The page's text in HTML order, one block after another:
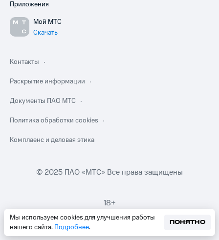
Мы используем cookies для улучшения работы
нашего сайта. Подробнее.
ПОНЯТНО
Приложения
Мой МТС
Скачать
Контакты
Раскрытие информации
Документы ПАО МТС
Политика обработки cookies
Комплаенс и деловая этика
© 2025 ПАО «МТС» Все права защищены
18+